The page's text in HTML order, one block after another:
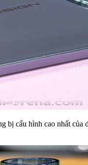
bị cấu hình cao nhất